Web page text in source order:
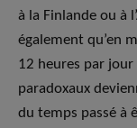
à la Finlande ou à
également qu’en
12 heures par
paradoxaux
du temps passé à